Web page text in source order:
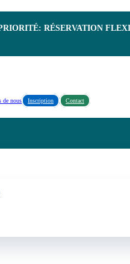
RÉSERVATION
de nous Inscription Contact